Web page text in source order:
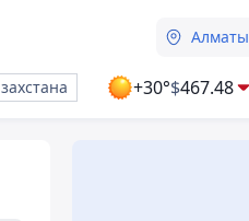
Алматы
+30°$467.48